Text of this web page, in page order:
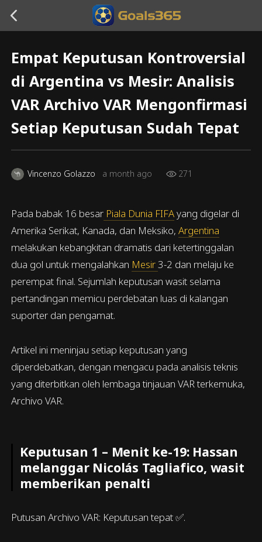
Empat Keputusan Kontroversial
di Argentina vs Mesir: Analisis
VAR Archivo VAR Mengonfirmasi
Setiap Keputusan Sudah Tepat
Vincenzo Golazzo a month ago 271
Pada babak 16 besar Piala Dunia FIFAyang digelar di
Amerika Serikat, Kanada, dan Meksiko,Argentina
melakukan kebangkitan dramatis dari ketertinggalan
dua gol untuk mengalahkan Mesir3-2 dan melaju ke
perempat final. Sejumlah keputusan wasit selama
pertandingan memicu perdebatan luas di kalangan
suporter dan pengamat.
Artikel ini meninjau setiap keputusan yang
diperdebatkan, dengan mengacu pada analisis teknis
yang diterbitkan oleh lembaga tinjauan VAR terkemuka,
Archivo VAR.
Keputusan 1 – Menit ke-19: Hassan
melanggar Nicolás Tagliafico, wasit
memberikan penalti
Putusan Archivo VAR: Keputusan tepat ✅.